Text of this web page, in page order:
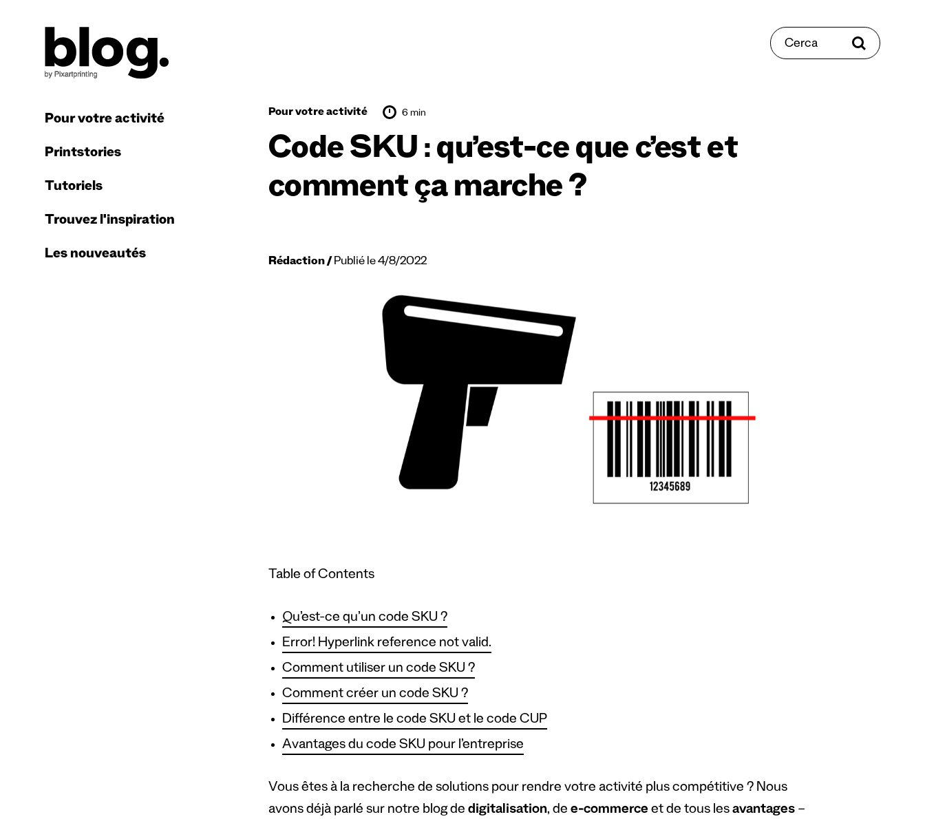
Pour votre activité
Printstories
Tutoriels
Trouvez l'inspiration
Les nouveautés
Cerca
Pour votre activité 6 min
Code SKU : qu’est-ce que c’est et
comment ça marche ?
Rédaction Publié le 4/8/2022
Table of Contents
Qu’est-ce qu’un code SKU ?
Error! Hyperlink reference not valid.
Comment utiliser un code SKU ?
Comment créer un code SKU ?
Différence entre le code SKU et le code CUP
Avantages du code SKU pour l’entreprise
Vous êtes à la recherche de solutions pour rendre votre activité plus compétitive ? Nous
avons déjà parlé sur notre blog de digitalisation, de e-commerce et de tous lesavantages–